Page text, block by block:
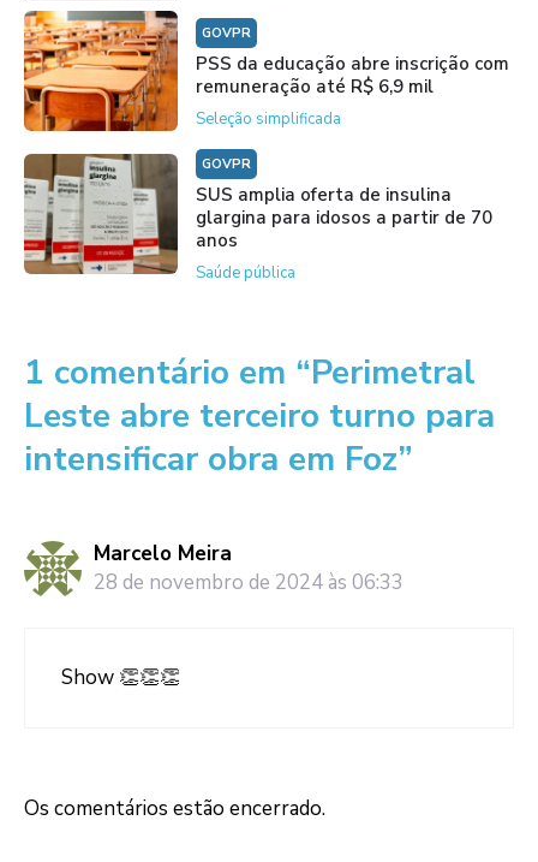
GOVPR
PSS da educação abre inscrição com
remuneração até R$ 6,9 mil
Seleção simplificada
GOVPR
SUS amplia oferta de insulina
glargina para idosos a partir de 70
anos
Saúde pública
1 comentário em “Perimetral
Leste abre terceiro turno para
intensificar obra em Foz”
Marcelo Meira
28 de novembro de 2024 às 06:33
Show 👏👏👏
Os comentários estão encerrado.